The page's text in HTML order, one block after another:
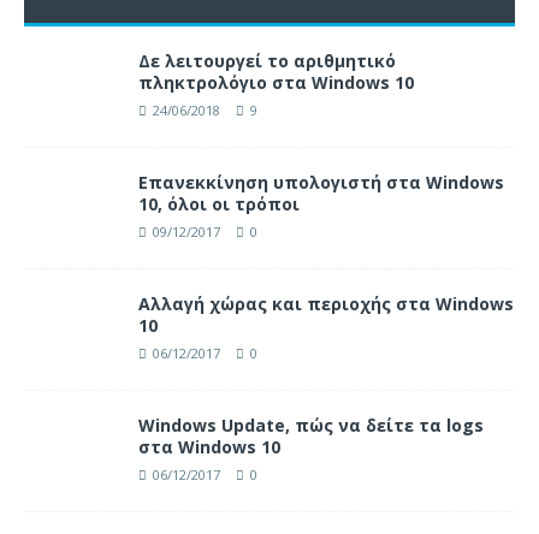
Δε λειτουργεί το αριθμητικό
πληκτρολόγιο στα Windows 10
24/06/2018 9
Επανεκκίνηση υπολογιστή στα Windows
10, όλοι οι τρόποι
09/12/2017 0
Αλλαγή χώρας και περιοχής στα Windows
10
06/12/2017 0
Windows Update, πώς να δείτε τα logs
στα Windows 10
06/12/2017 0